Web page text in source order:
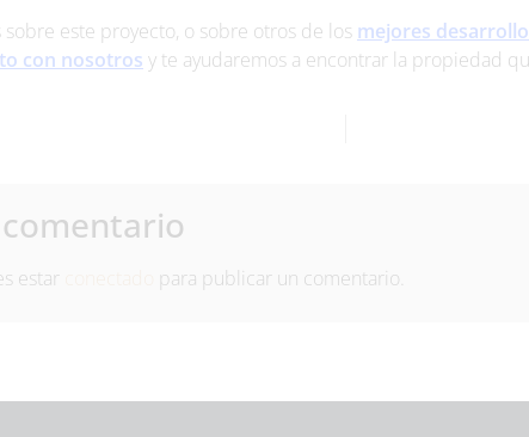
sobre este proyecto, o sobre otros de los mejores
con nosotros y te ayudaremos a encontrar la propiedad
estar para publicar un comentario.